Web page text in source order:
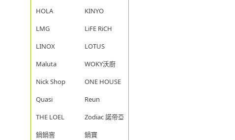
HOLA
KINYO
LMG
LiFE RiCH
LINOX
LOTUS
Maluta
WOKY沃廚
Nick Shop
ONE HOUSE
Quasi
Reun
THE LOEL
Zodiac 諾帝亞
鍋鍋窖
鍋寶